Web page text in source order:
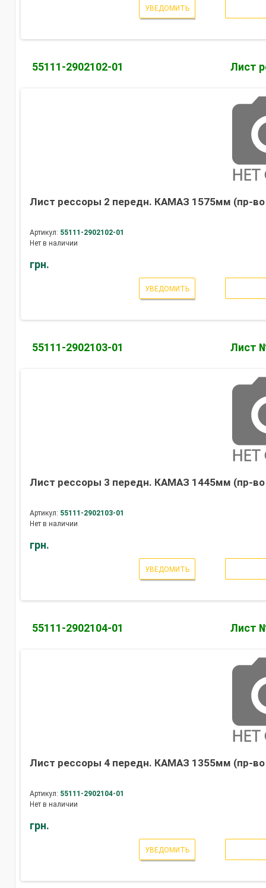
УВЕДОМИТЬ
55111-2902102-01 Лист
Лист рессоры 2 передн. КАМАЗ 1575мм (пр-во
Артикул: 55111-2902102-01
Нет в наличии
грн.
УВЕДОМИТЬ
55111-2902103-01 Лист
Лист рессоры 3 передн. КАМАЗ 1445мм (пр-во
Артикул: 55111-2902103-01
Нет в наличии
грн.
УВЕДОМИТЬ
55111-2902104-01 Лист
Лист рессоры 4 передн. КАМАЗ 1355мм (пр-во
Артикул: 55111-2902104-01
Нет в наличии
грн.
УВЕДОМИТЬ